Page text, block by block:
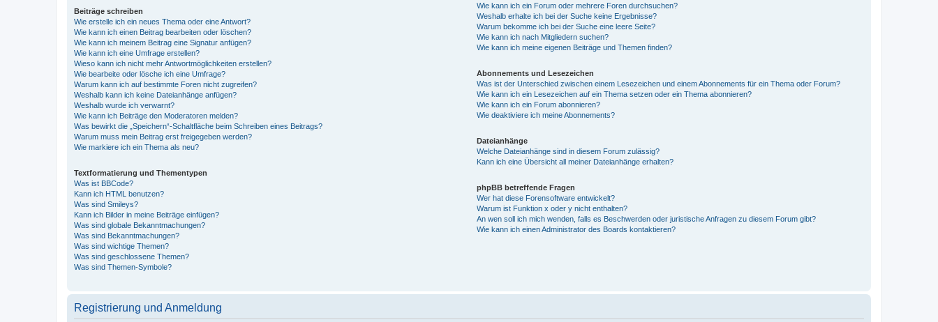
Beiträge schreiben
Wie erstelle ich ein neues Thema oder eine Antwort?
Wie kann ich einen Beitrag bearbeiten oder löschen?
Wie kann ich meinem Beitrag eine Signatur anfügen?
Wie kann ich eine Umfrage erstellen?
Wieso kann ich nicht mehr Antwortmöglichkeiten erstellen?
Wie bearbeite oder lösche ich eine Umfrage?
Warum kann ich auf bestimmte Foren nicht zugreifen?
Weshalb kann ich keine Dateianhänge anfügen?
Weshalb wurde ich verwarnt?
Wie kann ich Beiträge den Moderatoren melden?
Was bewirkt die „Speichern“-Schaltfläche beim Schreiben eines Beitrags?
Warum muss mein Beitrag erst freigegeben werden?
Wie markiere ich ein Thema als neu?
Textformatierung und Thementypen
Was ist BBCode?
Kann ich HTML benutzen?
Was sind Smileys?
Kann ich Bilder in meine Beiträge einfügen?
Was sind globale Bekanntmachungen?
Was sind Bekanntmachungen?
Was sind wichtige Themen?
Was sind geschlossene Themen?
Was sind Themen-Symbole?
Wie kann ich ein Forum oder mehrere Foren durchsuchen?
Weshalb erhalte ich bei der Suche keine Ergebnisse?
Warum bekomme ich bei der Suche eine leere Seite?
Wie kann ich nach Mitgliedern suchen?
Wie kann ich meine eigenen Beiträge und Themen finden?
Abonnements und Lesezeichen
Was ist der Unterschied zwischen einem Lesezeichen und einem Abonnements für ein Thema oder Forum?
Wie kann ich ein Lesezeichen auf ein Thema setzen oder ein Thema abonnieren?
Wie kann ich ein Forum abonnieren?
Wie deaktiviere ich meine Abonnements?
Dateianhänge
Welche Dateianhänge sind in diesem Forum zulässig?
Kann ich eine Übersicht all meiner Dateianhänge erhalten?
phpBB betreffende Fragen
Wer hat diese Forensoftware entwickelt?
Warum ist Funktion x oder y nicht enthalten?
An wen soll ich mich wenden, falls es Beschwerden oder juristische Anfragen zu diesem Forum gibt?
Wie kann ich einen Administrator des Boards kontaktieren?
Registrierung und Anmeldung